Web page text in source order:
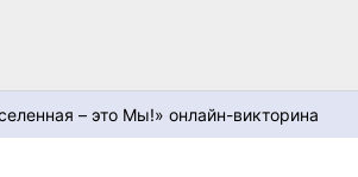
– это Мы!» онлайн-викторина